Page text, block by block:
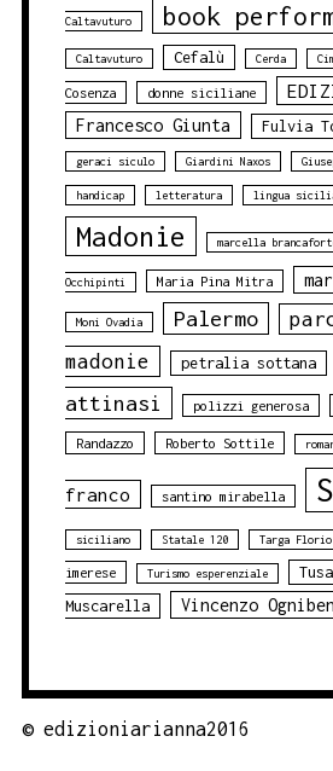
Caltavuturo book
Caltavuturo Cefalù Cerda
Cosenza donne siciliane
Francesco Giunta Fulvia
geraci siculo Giardini Naxos
handicap letteratura lingua
Madonie marcella
Occhipinti Maria Pina Mitra
Moni Ovadia Palermo
madonie
petralia sottana
attinasi
polizzi generosa
Randazzo Roberto Sottile
franco santino mirabella
siciliano Statale 120 Targa Florio
imerese Turismo esperenziale Tusa
Muscarella
Vincenzo
© edizioniarianna2016